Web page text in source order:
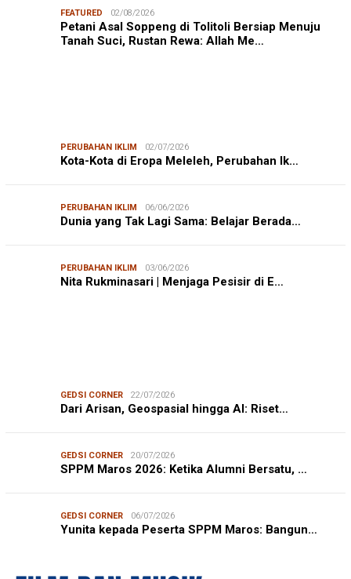
FEATURED 02/08/2026
Petani Asal Soppeng di Tolitoli Bersiap Menuju
Tanah Suci, Rustan Rewa: Allah Me…
PERUBAHAN IKLIM 02/07/2026
Kota-Kota di Eropa Meleleh, Perubahan Ik…
PERUBAHAN IKLIM 06/06/2026
Dunia yang Tak Lagi Sama: Belajar Berada…
PERUBAHAN IKLIM 03/06/2026
Nita Rukminasari | Menjaga Pesisir di E…
GEDSI CORNER 22/07/2026
Dari Arisan, Geospasial hingga AI: Riset…
GEDSI CORNER 20/07/2026
SPPM Maros 2026: Ketika Alumni Bersatu, …
GEDSI CORNER 06/07/2026
Yunita kepada Peserta SPPM Maros: Bangun…